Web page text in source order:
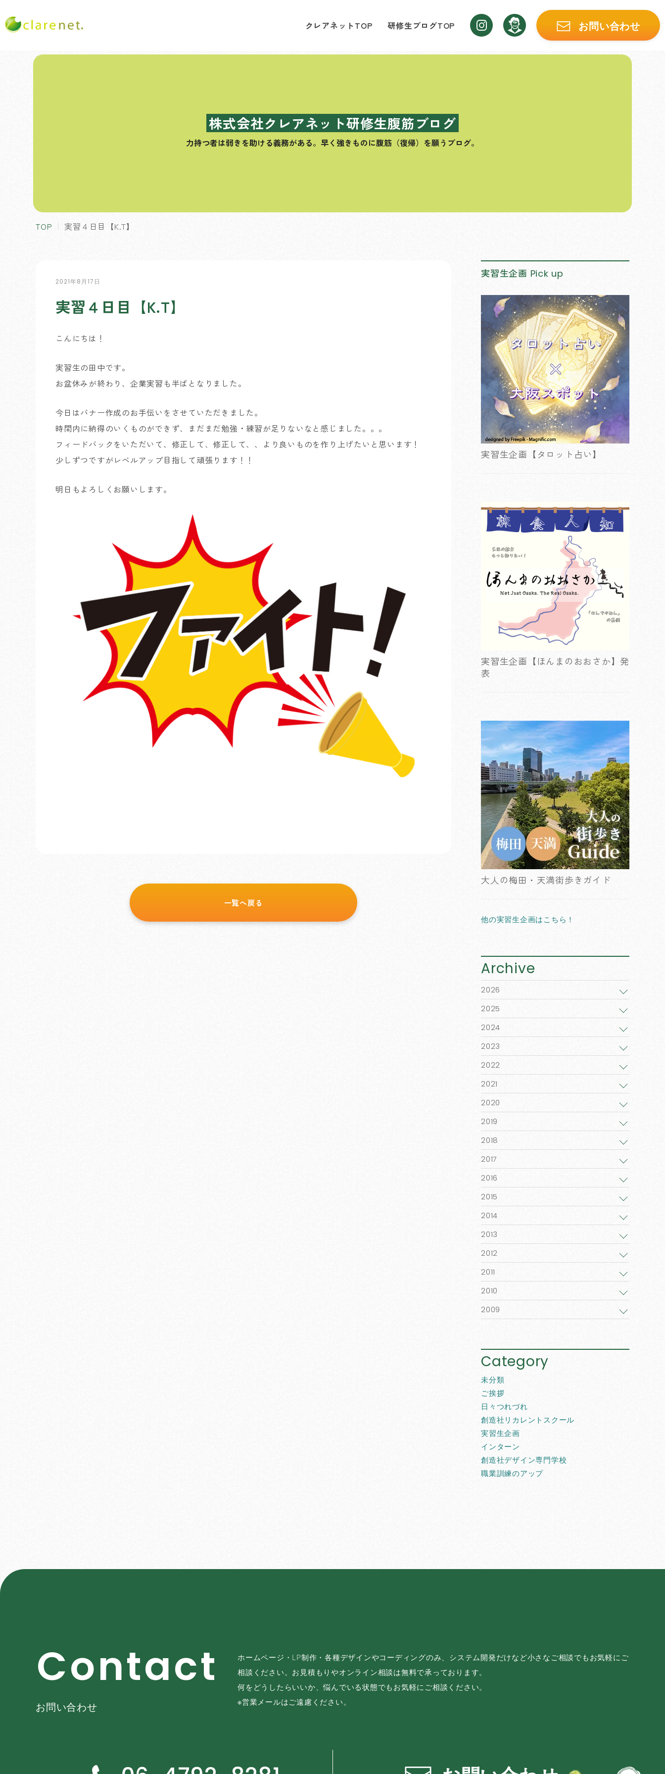
クレアネットTOP 研修生ブログTOP お問い合わせ
株式会社クレアネット研修生腹筋ブログ
力持つ者は弱きを助ける義務がある。 早く強きものに腹筋（復帰）を願うブログ。
TOP 実習４日目【K.T】
2021年8月17日
実習４日目【K.T】
こんにちは！
実習生の田中です。
お盆休みが終わり、企業実習も半ばとなりました。
今日はバナー作成のお手伝いをさせていただきました。
時間内に納得のいくものができず、まだまだ勉強・練習が足りないなと感じました。。。
フィードバックをいただいて、修正して、修正して、、より良いものを作り上げたいと思います！
少しずつですがレベルアップ目指して頑張ります！！
明日もよろしくお願いします。
一覧へ戻る
実習生企画 Pick up
実習生企画【タロット占い】
実習生企画【ほんまのおおさか】発
表
大人の梅田・天満街歩きガイド
他の実習生企画はこちら！
Archive
2026
2025
2024
2023
2022
2021
2020
2019
2018
2017
2016
2015
2014
2013
2012
2011
2010
2009
Category
未分類
ご挨拶
日々つれづれ
創造社リカレントスクール
実習生企画
インターン
創造社デザイン専門学校
職業訓練のアップ
Contact
お問い合わせ
ホームページ・LP制作・各種デザインやコーディングのみ、システム開発だけなど小さなご相談でもお気軽にご
相談ください。お見積もりやオンライン相談は無料で承っております。
何をどうしたらいいか、悩んでいる状態でもお気軽にご相談ください。
※営業メールはご遠慮ください。